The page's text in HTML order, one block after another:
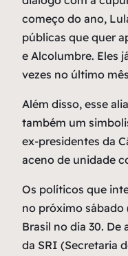
começo do ano,
públicas que quer
e Alcolumbre. Eles
vezes no último
Além disso, esse
também um
ex-presidentes da
aceno de unidade
Os políticos que
no próximo sábado
Brasil no dia 30.
da SRI (Secretaria